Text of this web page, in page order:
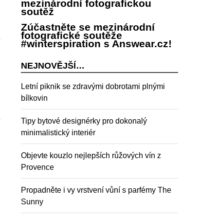
mezinárodní fotografickou
soutěž
Zúčastněte se mezinárodní
fotografické soutěže
#winterspiration s Answear.cz!
NEJNOVĚJŠÍ…
Letní piknik se zdravými dobrotami plnými
bílkovin
Tipy bytové designérky pro dokonalý
minimalistický interiér
Objevte kouzlo nejlepších růžových vín z
Provence
Propadněte i vy vrstvení vůní s parfémy The
Sunny